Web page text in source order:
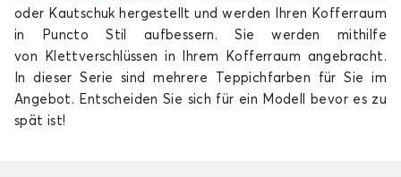
oder Kautschuk hergestellt und werden Ihren Kofferraum
in Puncto Stil aufbessern. Sie werden mithilfe
von Klettverschlüssen in Ihrem Kofferraum angebracht.
In dieser Serie sind mehrere Teppichfarben für Sie im
Angebot. Entscheiden Sie sich für ein Modell bevor es zu
spät ist!